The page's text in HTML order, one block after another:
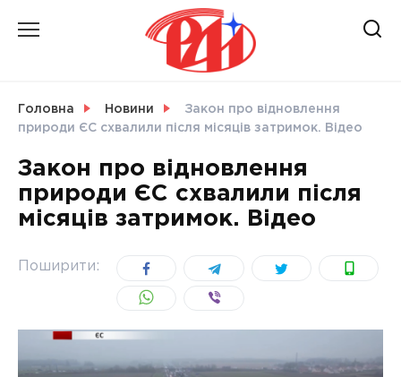
Головна Новини
Закон про відновлення
природи ЄС схвалили після місяців затримок. Відео
Закон про відновлення
природи ЄС схвалили після
місяців затримок. Відео
Поширити: